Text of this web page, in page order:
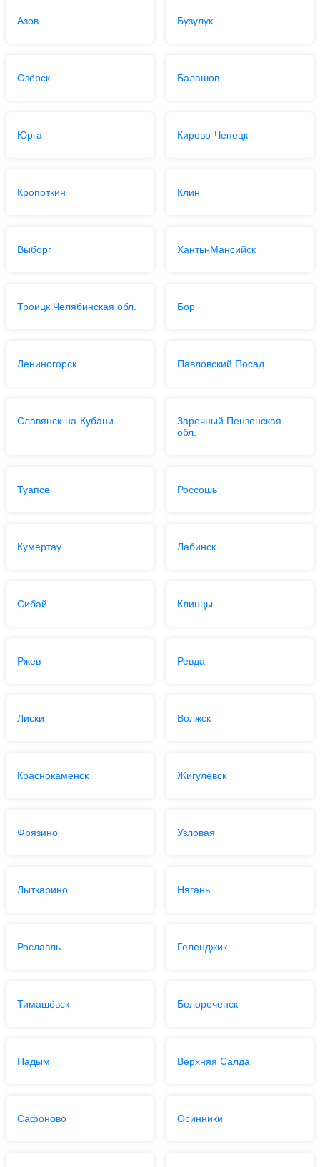
Азов Бузулук
Озёрск Балашов
Юрга Кирово-Чепецк
Кропоткин Клин
Выборг Ханты-Мансийск
Троицк Челябинская обл. Бор
Лениногорск Павловский Посад
Славянск-на-Кубани
Заречный Пензенская
обл.
Туапсе Россошь
Кумертау Лабинск
Сибай Клинцы
Ржев Ревда
Лиски Волжск
Краснокаменск Жигулёвск
Фрязино Узловая
Лыткарино Нягань
Рославль Геленджик
Тимашёвск Белореченск
Надым Верхняя Салда
Сафоново Осинники